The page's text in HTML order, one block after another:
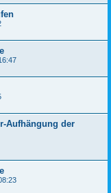
Aufhängung der